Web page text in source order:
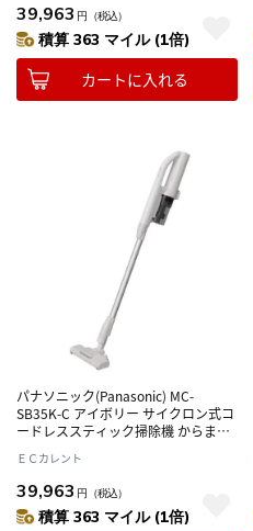
39,963 円 （税込）
積算 363 マイル (1倍)
カートに入れる
パナソニック(Panasonic) MC-
SB35K-C アイボリー サイクロン式コ
ードレススティック掃除機 からまな
ＥＣカレント
39,963 円 （税込）
積算 363 マイル (1倍)